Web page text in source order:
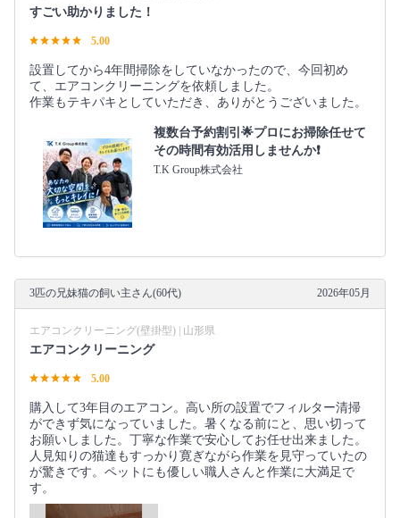
すごい助かりました！
5.00
設置してから4年間掃除をしていなかったので、今回初め
て、エアコンクリーニングを依頼しました。
作業もテキパキとしていただき、ありがとうございました。
複数台予約割引🌟プロにお掃除任せて
その時間有効活用しませんか❗️
T.K Group株式会社
3匹の兄妹猫の飼い主さん(60代) 2026年05月
エアコンクリーニング(壁掛型) | 山形県
エアコンクリーニング
5.00
購入して3年目のエアコン。高い所の設置でフィルター清掃
ができず気になっていました。暑くなる前にと、思い切って
お願いしました。丁寧な作業で安心してお任せ出来ました。
人見知りの猫達もすっかり寛ぎながら作業を見守っていたの
が驚きです。ペットにも優しい職人さんと作業に大満足で
す。